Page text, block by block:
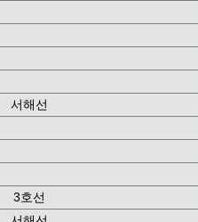
서해선
3호선